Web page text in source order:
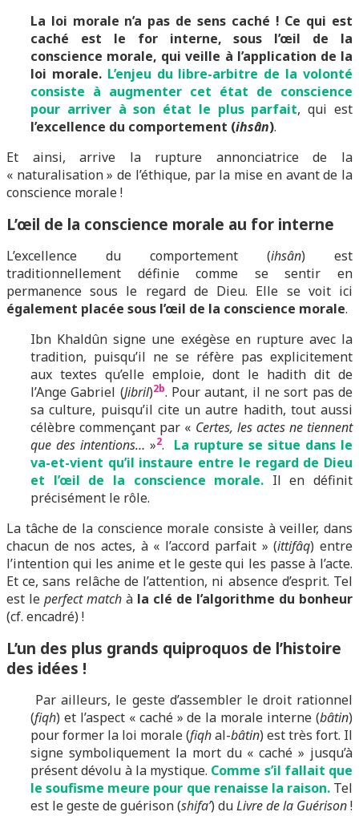
La loi morale n’a pas de sens caché ! Ce qui est
caché est le for interne, sous l’œil de la
conscience morale, qui veille à l’application de la
loi morale. L’enjeu du libre-arbitre de la volonté
consiste à augmenter cet état de conscience
pour arriver à son état le plus parfait, qui est
l’excellence du comportement (ihsân).
Et ainsi, arrive la rupture annonciatrice de la
« naturalisation » de l’éthique, par la mise en avant de la
conscience morale !
L’œil de la conscience morale au for interne
L’excellence du comportement (ihsân) est
traditionnellement définie comme se sentir en
permanence sous le regard de Dieu. Elle se voit ici
également placée sous l’œil de la conscience morale.
Ibn Khaldûn signe une exégèse en rupture avec la
tradition, puisqu’il ne se réfère pas explicitement
aux textes qu’elle emploie, dont le hadith dit de
l’Ange Gabriel (Jibril)2b. Pour autant, il ne sort pas de
sa culture, puisqu’il cite un autre hadith, tout aussi
célèbre commençant par « Certes, les actes ne tiennent
que des intentions… »2. La rupture se situe dans le
va-et-vient qu’il instaure entre le regard de Dieu
et l’œil de la conscience morale. Il en définit
précisément le rôle.
La tâche de la conscience morale consiste à veiller, dans
chacun de nos actes, à « l’accord parfait » (ittifâq) entre
l’intention qui les anime et le geste qui les passe à l’acte.
Et ce, sans relâche de l’attention, ni absence d’esprit. Tel
est le perfect match à la clé de l’algorithme du bonheur
(cf. encadré) !
L’un des plus grands quiproquos de l’histoire
des idées !
Par ailleurs, le geste d’assembler le droit rationnel
(fiqh) et l’aspect « caché » de la morale interne (bâtin)
pour former la loi morale (fiqhal-bâtin) est très fort. Il
signe symboliquement la mort du « caché » jusqu’à
présent dévolu à la mystique. Comme s’il fallait que
le soufisme meure pour que renaisse la raison.Tel
est le geste de guérison (shifa’) duLivre de la Guérison!